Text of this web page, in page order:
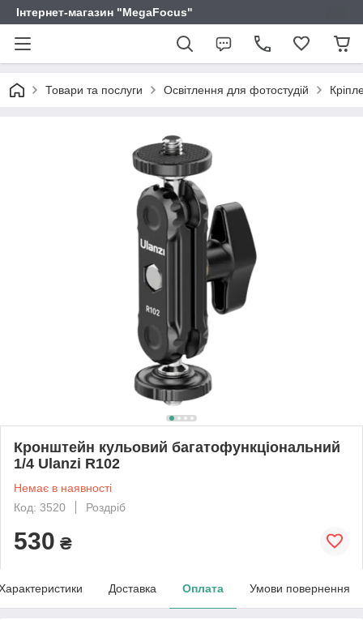
Інтернет-магазин "MegaFocus"
Товари та послуги Освітлення для фотостудій
Кронштейн кульовий багатофункціональний
1/4 Ulanzi R102
Немає в наявності
Код: 3520
Роздріб
530 ₴
Доставка Оплата Умови повернення